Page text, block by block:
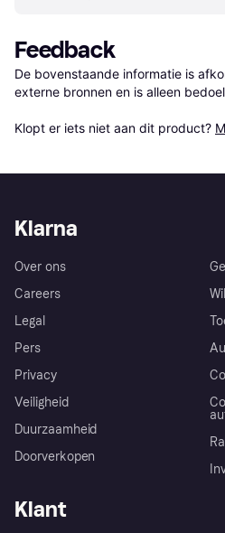
Feedback
De bovenstaande informatie is
externe bronnen en is alleen
Klopt er iets niet aan dit product?
Klarna
Over ons
Careers
Legal
Pers
Privacy
Veiligheid
Duurzaamheid
Doorverkopen
Klant